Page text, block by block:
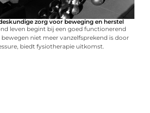
zorg voor beweging en herstel
leven begint bij een goed functionerend
bewegen niet meer vanzelfsprekend is door
biedt fysiotherapie uitkomst.